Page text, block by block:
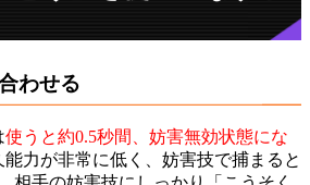
わせる
使うと約0.5秒間、妨害無効状態にな
力が非常に低く、妨害技で捕まると